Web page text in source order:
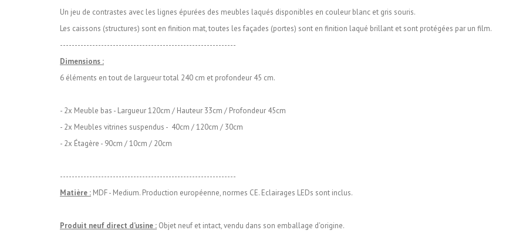
Un jeu de contrastes avec les lignes épurées des meubles laqués disponibles en couleur blanc et gris souris.
Les caissons (structures) sont en finition mat, toutes les façades (portes) sont en finition laqué brillant et sont protégées par un film.
------------------------------------------------------------
Dimensions :
6 éléments en tout de largueur total 240 cm et profondeur 45 cm.
- 2x Meuble bas - Largueur 120cm / Hauteur 33cm / Profondeur 45cm
- 2x Meubles vitrines suspendus - 40cm / 120cm / 30cm
- 2x Étagère - 90cm / 10cm / 20cm
------------------------------------------------------------
Matière : MDF - Medium. Production européenne, normes CE. Eclairages LEDs sont inclus.
Produit neuf direct d’usine : Objet neuf et intact, vendu dans son emballage d'origine.